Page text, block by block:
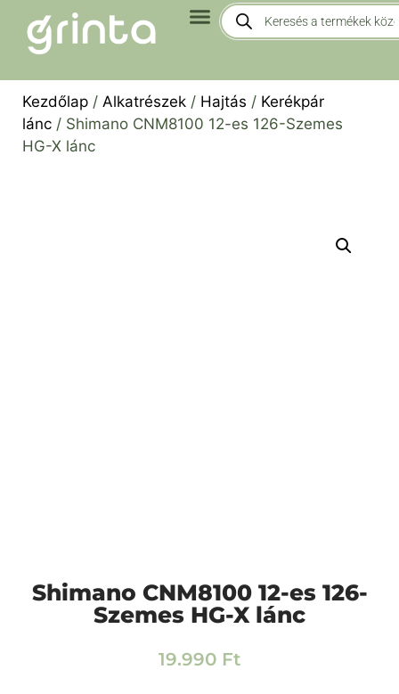
Kezdőlap / Alkatrészek / Hajtás / Kerékpár
lánc / Shimano CNM8100 12-es 126-Szemes
HG-X lánc
Shimano CNM8100 12-es 126-
Szemes HG-X lánc
19.990 Ft